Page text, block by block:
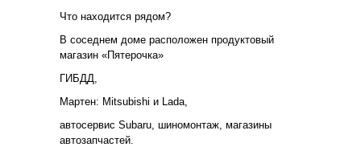
Что находится рядом?
В соседнем доме расположен продуктовый
магазин «Пятерочка»
ГИБДД,
Мартен: Mitsubishi и Lada,
автосервис Subaru, шиномонтаж, магазины
автозапчастей.